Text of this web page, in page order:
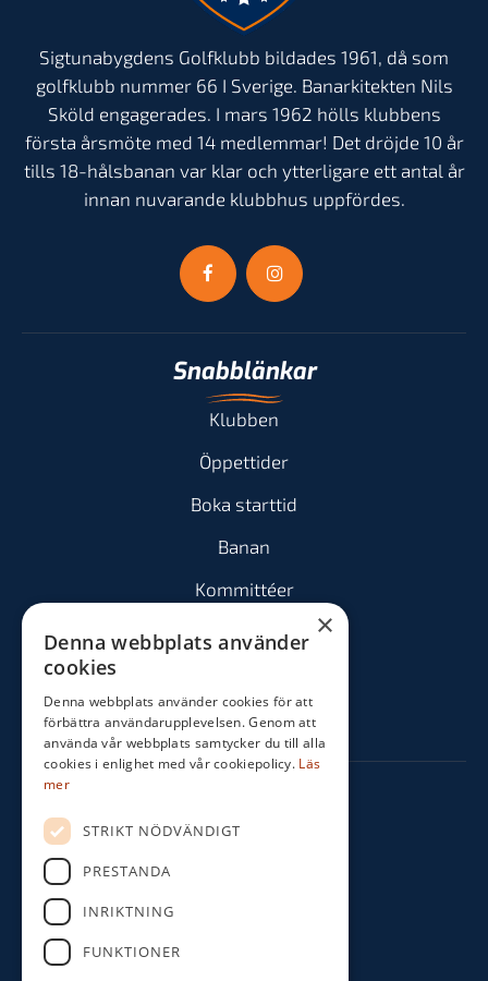
Snabblänkar
Klubben
Öppettider
Boka starttid
Banan
Kommittéer
Spela
Tävla
Sigtunabygdens Golfklubb bildades 1961, då som
golfklubb nummer 66 I Sverige. Banarkitekten Nils
Sköld engagerades. I mars 1962 hölls klubbens
första årsmöte med 14 medlemmar! Det dröjde 10 år
tills 18-hålsbanan var klar och ytterligare ett antal år
innan nuvarande klubbhus uppfördes.
info@sigtunagk.se
×
Denna webbplats använder
cookies
Denna webbplats använder cookies för att
förbättra användarupplevelsen. Genom att
använda vår webbplats samtycker du till alla
cookies i enlighet med vår cookiepolicy. Läs
mer
STRIKT NÖDVÄNDIGT
PRESTANDA
INRIKTNING
FUNKTIONER